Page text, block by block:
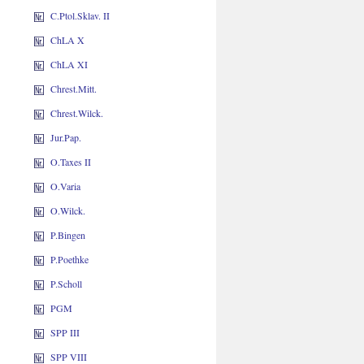
C.Ptol.Sklav. II
ChLA X
ChLA XI
Chrest.Mitt.
Chrest.Wilck.
Jur.Pap.
O.Taxes II
O.Varia
O.Wilck.
P.Bingen
P.Poethke
P.Scholl
PGM
SPP III
SPP VIII